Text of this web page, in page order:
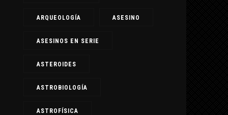
ARQUEOLOGÍA ASESINO
ASESINOS EN SERIE
ASTEROIDES
ASTROBIOLOGÍA
ASTROFÍSICA